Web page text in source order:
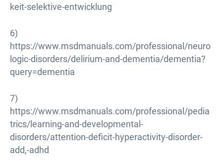
keit-selektive-entwicklung
6)
https://www.msdmanuals.com/professional/neuro
logic-disorders/delirium-and-dementia/dementia?
query=dementia
7)
https://www.msdmanuals.com/professional/pedia
trics/learning-and-developmental-
disorders/attention-deficit-hyperactivity-disorder-
add,-adhd